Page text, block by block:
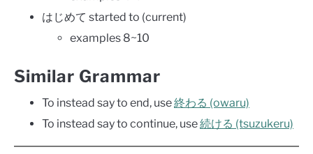
はじめて started to (current)
examples 8~10
Similar Grammar
To instead say to end, use終わる (owaru)
To instead say to continue, use続ける (tsuzukeru)